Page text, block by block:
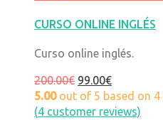
CURSO ONLINE INGLÉS
Curso online inglés.
200.00€ 99.00€
5.00out of 5 based on 4
(4 customer reviews)